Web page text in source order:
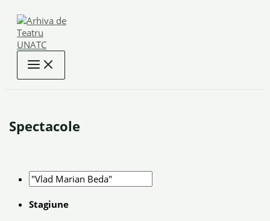
content
Spectacole
Stagiune